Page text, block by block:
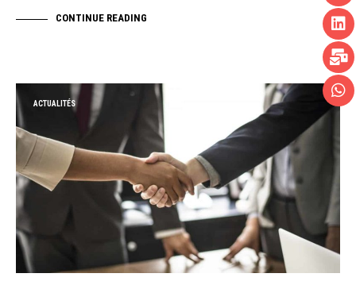
CONTINUE READING
ACTUALITÉS